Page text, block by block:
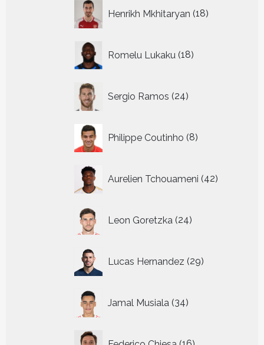
Henrikh Mkhitaryan 18
producten
Romelu Lukaku 18
producten
Sergio Ramos 24
producten
Philippe Coutinho 8
producten
Aurelien Tchouameni 42
producten
Leon Goretzka 24
producten
Lucas Hernandez 29
producten
Jamal Musiala 34
producten